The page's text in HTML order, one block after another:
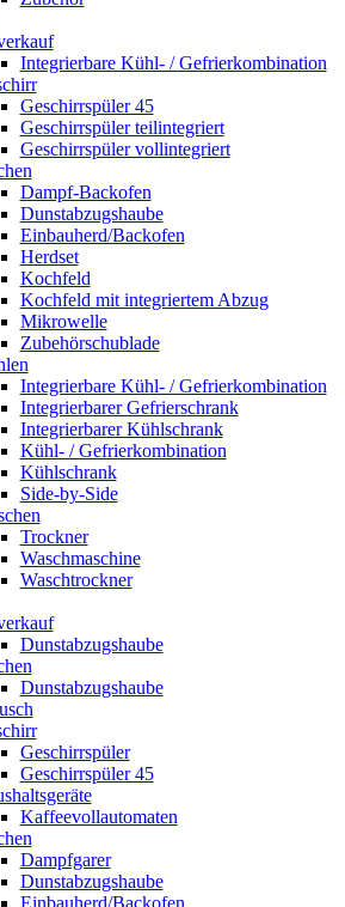
Integrierbare Kühl- / Gefrierkombination
Geschirrspüler 45
Geschirrspüler teilintegriert
Geschirrspüler vollintegriert
Dampf-Backofen
Dunstabzugshaube
Einbauherd/Backofen
Herdset
Kochfeld
Kochfeld mit integriertem Abzug
Mikrowelle
Zubehörschublade
Integrierbare Kühl- / Gefrierkombination
Integrierbarer Gefrierschrank
Integrierbarer Kühlschrank
Kühl- / Gefrierkombination
Kühlschrank
Side-by-Side
Trockner
Waschmaschine
Waschtrockner
Dunstabzugshaube
Dunstabzugshaube
Geschirrspüler
Geschirrspüler 45
Kaffeevollautomaten
Dampfgarer
Dunstabzugshaube
Einbauherd/Backofen